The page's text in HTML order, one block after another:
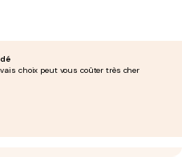
choix peut vous coûter très cher
qu'il faut savoir (2026)
: le mode d'emploi